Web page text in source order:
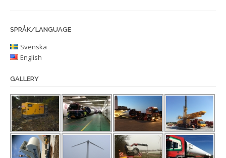
SPRÅK/LANGUAGE
Svenska
English
GALLERY